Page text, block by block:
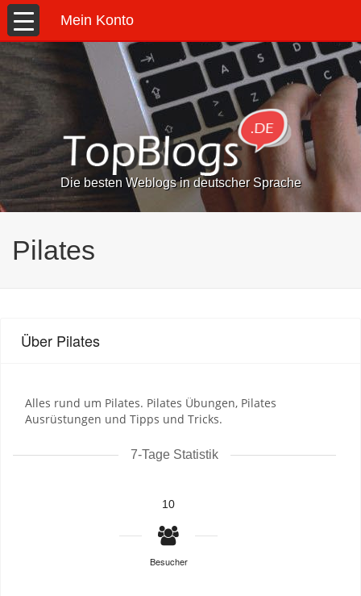
Mein Konto
Die besten Weblogs in deutscher Sprache
Pilates
Über Pilates
Alles rund um Pilates. Pilates Übungen, Pilates
Ausrüstungen und Tipps und Tricks.
7-Tage Statistik
10
Besucher